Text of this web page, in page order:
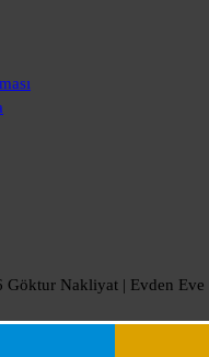
Nakliyat | Evden Eve